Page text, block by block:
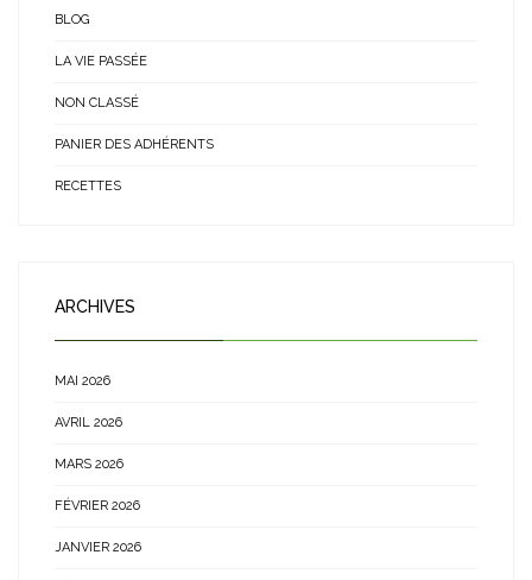
BLOG
LA VIE PASSÉE
NON CLASSÉ
PANIER DES ADHÉRENTS
RECETTES
ARCHIVES
MAI 2026
AVRIL 2026
MARS 2026
FÉVRIER 2026
JANVIER 2026